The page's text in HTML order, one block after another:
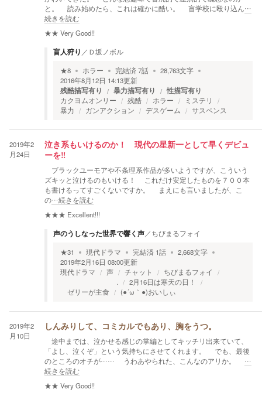
と。 読み始めたら、これは確かに酷い。 盲学校に殴り込ん…
続きを読む
★★ Very Good!!
盲人狩り ／ Ｄ坂ノボル
★8 ホラー 完結済7話 28,763文字
2016年8月12日 14:13更新
残酷描写有り 暴力描写有り 性描写有り
カクヨムオンリー 残酷 ホラー
ミステリ
暴力
ガンアクション デスゲーム サスペンス
2019年2
月24日
泣き系もいけるのか！ 現代の星新一として早くデビュ
ーを‼
ブラックユーモアや不条理系作品が多いようですが、こういう
ズキッと泣けるのもいける！ これだけ安定したものを７００本
も書けるってすごくないですか。 まえにも言いましたが、こ
の…続きを読む
★★★ Excellent!!!
声のうしなった世界で響く声／ちびまるフォイ
★31 現代ドラマ 完結済 1話 2,668文字
2019年2月16日 08:00更新
現代ドラマ
声 チャット
ちびまるフォイ
.
2月16日は寒天の日！
ゼリーが主食
(●´ω｀●)おいしぃ
2019年2
月10日
しんみりして、コミカルでもあり、胸をうつ。
途中までは、泣かせる感じの掌編としてキッチリ出来ていて、
「よし、泣くぞ」という気持ちにさせてくれます。 でも、最後
のところのオチが…… うわあやられた、こんなのアリか。 …
続きを読む
★★ Very Good!!